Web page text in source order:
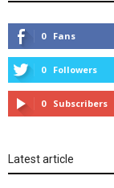
0 Fans
0 Followers
0 Subscribers
Latest article